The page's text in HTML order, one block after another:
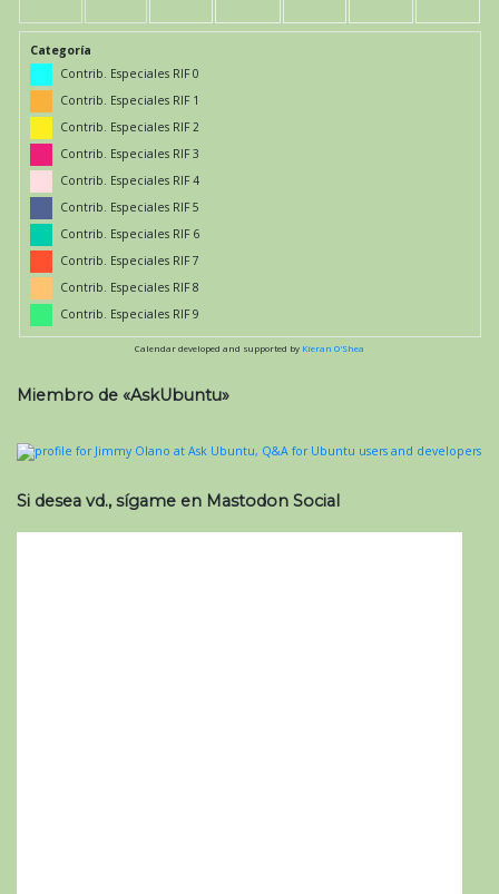
Categoría
Contrib. Especiales RIF 0
Contrib. Especiales RIF 1
Contrib. Especiales RIF 2
Contrib. Especiales RIF 3
Contrib. Especiales RIF 4
Contrib. Especiales RIF 5
Contrib. Especiales RIF 6
Contrib. Especiales RIF 7
Contrib. Especiales RIF 8
Contrib. Especiales RIF 9
Calendar developed and supported by Kieran O'Shea
Miembro de «AskUbuntu»
Si desea vd., sígame en Mastodon Social